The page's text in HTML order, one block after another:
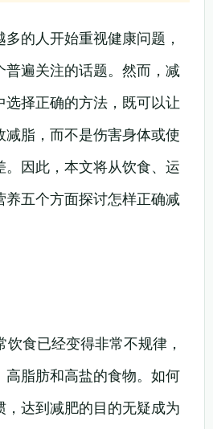
的人开始重视健康问题，
普遍关注的话题。然而，减
选择正确的方法，既可以让
脂，而不是伤害身体或使
因此，本文将从饮食、运
养五个方面探讨怎样正确减
食已经变得非常不规律，
高脂肪和高盐的食物。如何
达到减肥的目的无疑成为